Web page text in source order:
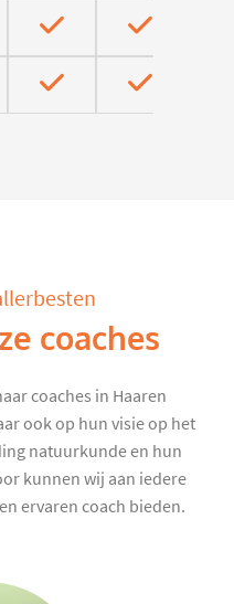
coaches
coaches in Haaren
ook op hun visie op het
natuurkunde en hun
kunnen wij aan iedere
ervaren coach bieden.